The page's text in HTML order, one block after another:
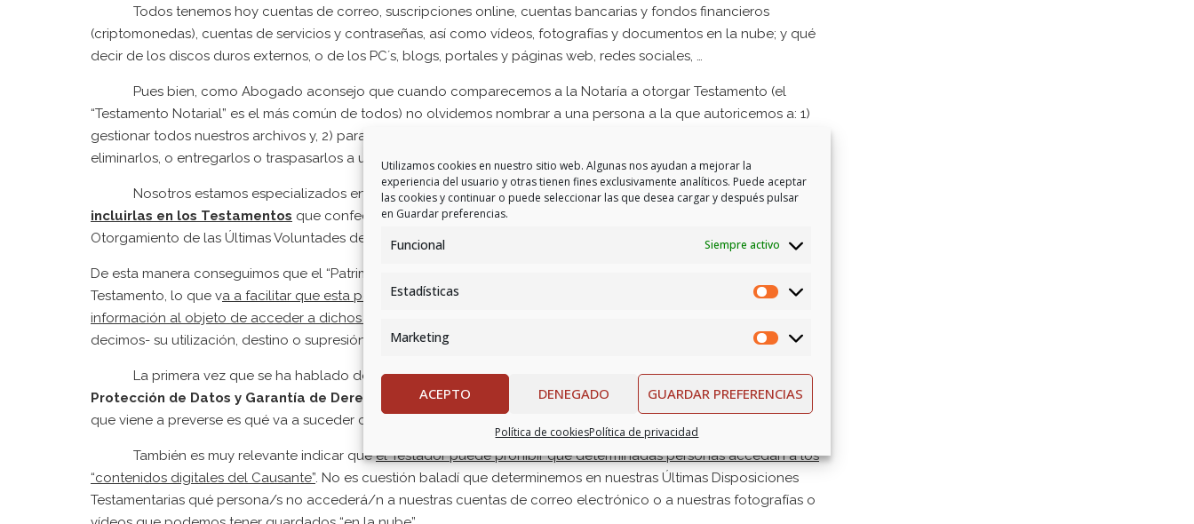
Utilizamos cookies en nuestro sitio web. Algunas nos ayudan a mejorar la
experiencia del usuario y otras tienen fines exclusivamente analíticos. Puede aceptar
las cookies y continuar o puede seleccionar las que desea cargar y después pulsar
en Guardar preferencias.
Funcional Siempre activo
Estadísticas
Marketing
ACEPTO DENEGADO GUARDAR PREFERENCIAS
Política de cookiesPolítica de privacidad
Todos tenemos hoy cuentas de correo, suscripciones online, cuentas bancarias y fondos financieros
(criptomonedas), cuentas de servicios y contraseñas, así como vídeos, fotografías y documentos en la nube; y qué
decir de los discos duros externos, o de los PC´s, blogs, portales y páginas web, redes sociales, …
Pues bien, como Abogado aconsejo que cuando comparecemos a la Notaría a otorgar Testamento (el
“Testamento Notarial” es el más común de todos) no olvidemos nombrar a una persona a la que autoricemos a: 1)
gestionar todos nuestros archivos y, 2) para que disponga de todos nuestros datos digitales, sea para conservarlos,
eliminarlos, o entregarlos o traspasarlos a un heredero.
Nosotros estamos especializados en redactar este tipo de Disposiciones Testamentarias Digitales e
incluirlas en los Testamentos que confeccionamos para, posteriormente, en sede notarial, se produzca el
Otorgamiento de las Últimas Voluntades de cualquier persona: El Testamento.
De esta manera conseguimos que el “Patrimonio Digital” sea defendido por la persona que se nombre en el
Testamento, lo que va a facilitar que esta persona pueda dirigirse a los prestadores de servicios de la sociedad de la
información al objeto de acceder a dichos contenidos e impartirles las instrucciones convenientes
decimos- su utilización, destino o supresión.
La primera vez que se ha hablado del denominado “Testamento Digital” ha sido en el artículo 96 de laLey de
Protección de Datos y Garantía de Derechos Digitales (Ley Orgánica 3/2018, de 05 de diciembre). En esta Ley lo
que viene a preverse es qué va a suceder con la información de carácter digital del Testador.
También es muy relevante indicar queel Testador puede prohibir que determinadas personas accedan a los
“contenidos digitales del Causante”. No es cuestión baladí que determinemos en nuestras Últimas Disposiciones
Testamentarias qué persona/s no accederá/n a nuestras cuentas de correo electrónico o a nuestras fotografías o